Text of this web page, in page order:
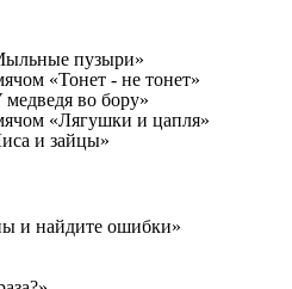
пузыри»
«Тонет - не тонет»
во бору»
«Лягушки и цапля»
и зайцы»
и найдите ошибки»